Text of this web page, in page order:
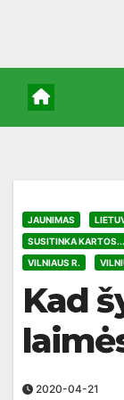
JAUNIMAS
SUSITINKA KARTOS...
VILNIAUS R.
Kad
2020-04-21